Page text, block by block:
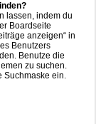
lassen, indem du
Boardseite
anzeigen“ in
Benutzers
Benutze die
zu suchen.
Suchmaske ein.